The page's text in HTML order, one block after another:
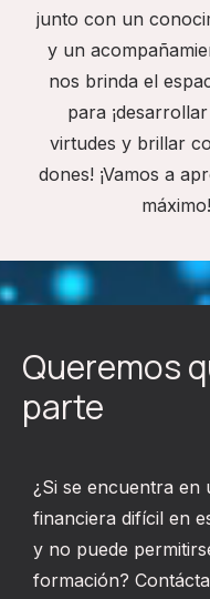
junto con un
y un
nos brinda el
para
virtudes y brillar
dones! ¡Vamos a
máximo!
Queremos
parte
¿Si se encuentra en
financiera difícil en
y no puede
formación?